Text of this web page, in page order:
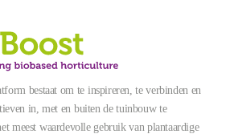
bestaat om te inspireren, te verbinden en
in, met en buiten de tuinbouw te
meest waardevolle gebruik van plantaardige